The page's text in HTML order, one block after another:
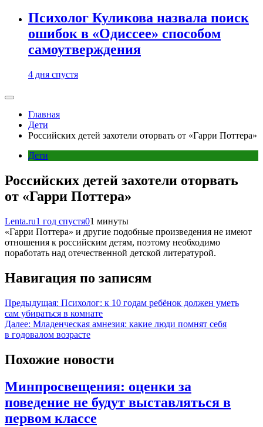
Психолог Куликова назвала поиск
ошибок в «Одиссее» способом
самоутверждения
4 дня спустя
Главная
Дети
Российских детей захотели оторвать от «Гарри Поттера»
Дети
Российских детей захотели оторвать
от «Гарри Поттера»
Lenta.ru1 год спустя01 минуты
«Гарри Поттера» и другие подобные произведения не имеют
отношения к российским детям, поэтому необходимо
поработать над отечественной детской литературой.
Навигация по записям
Предыдущая: Психолог: к 10 годам ребёнок должен уметь
сам убираться в комнате
Далее: Младенческая амнезия: какие люди помнят себя
в годовалом возрасте
Похожие новости
Минпросвещения: оценки за
поведение не будут выставляться в
первом классе